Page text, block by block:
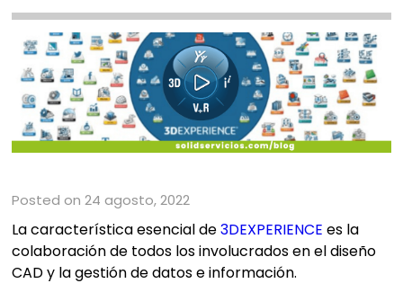
Posted on 24 agosto, 2022
La característica esencial de3DEXPERIENCE es la
colaboración de todos los involucrados en el diseño
CAD y la gestión de datos e información.